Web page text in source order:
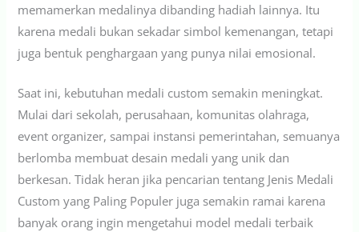
memamerkan medalinya dibanding hadiah lainnya. Itu
karena medali bukan sekadar simbol kemenangan, tetapi
juga bentuk penghargaan yang punya nilai emosional.
Saat ini, kebutuhan medali custom semakin meningkat.
Mulai dari sekolah, perusahaan, komunitas olahraga,
event organizer, sampai instansi pemerintahan, semuanya
berlomba membuat desain medali yang unik dan
berkesan. Tidak heran jika pencarian tentang Jenis Medali
Custom yang Paling Populer juga semakin ramai karena
banyak orang ingin mengetahui model medali terbaik